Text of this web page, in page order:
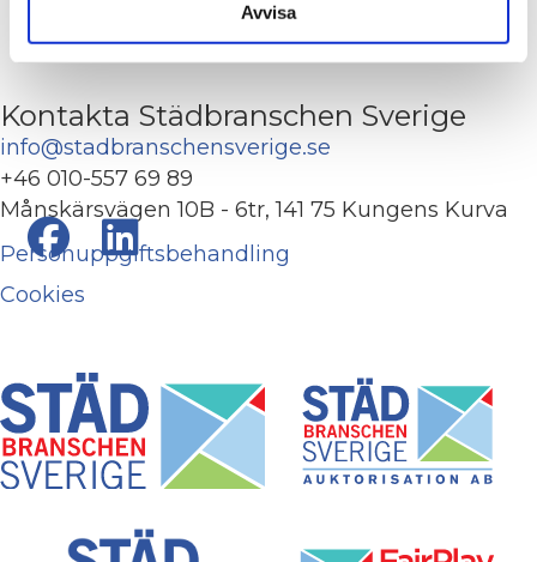
Avvisa
Kontakta Städbranschen Sverige
info@stadbranschensverige.se
+46 010-557 69 89
Månskärsvägen 10B - 6tr, 141 75 Kungens Kurva
Personuppgiftsbehandling
Cookies